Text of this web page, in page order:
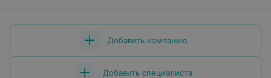
Добавить компанию
Добавить специалиста